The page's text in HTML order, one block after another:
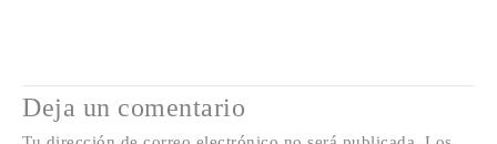
Deja un comentario